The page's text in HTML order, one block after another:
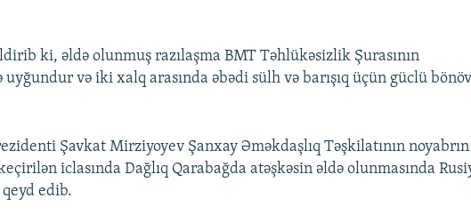
ki, əldə olunmuş razılaşma BMT Təhlükəsizlik Şurasının
və iki xalq arasında əbədi sülh və barışıq üçün güclü
Şavkat Mirziyoyev Şanxay Əməkdaşlıq Təşkilatının
iclasında Dağlıq Qarabağda atəşkəsin əldə olunmasında
edib.